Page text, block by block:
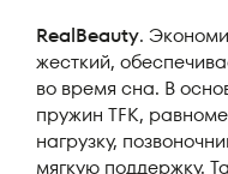
RealBeauty.
жесткий,
во время сна. В
пружин TFK,
нагрузку,
мягкую поддержку.